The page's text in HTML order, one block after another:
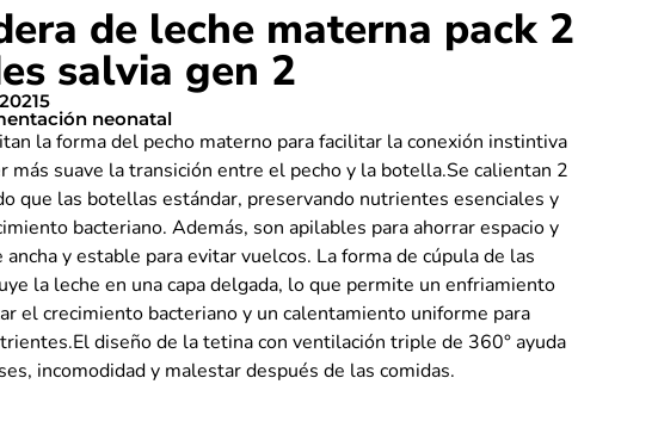
de leche materna pack 2
salvia gen 2
neonatal
la forma del pecho materno para facilitar la conexión instintiva
más suave la transición entre el pecho y la botella.Se calientan 2
que las botellas estándar, preservando nutrientes esenciales y
bacteriano. Además, son apilables para ahorrar espacio y
ancha y estable para evitar vuelcos. La forma de cúpula de las
la leche en una capa delgada, lo que permite un enfriamiento
el crecimiento bacteriano y un calentamiento uniforme para
diseño de la tetina con ventilación triple de 360° ayuda
incomodidad y malestar después de las comidas.